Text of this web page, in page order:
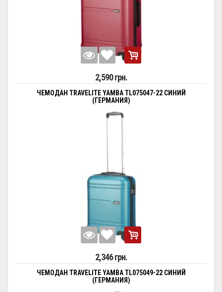
2,590 грн.
ЧЕМОДАН TRAVELITE YAMBA TL075047-22 СИНИЙ
(ГЕРМАНИЯ)
2,346 грн.
ЧЕМОДАН TRAVELITE YAMBA TL075049-22 СИНИЙ
(ГЕРМАНИЯ)